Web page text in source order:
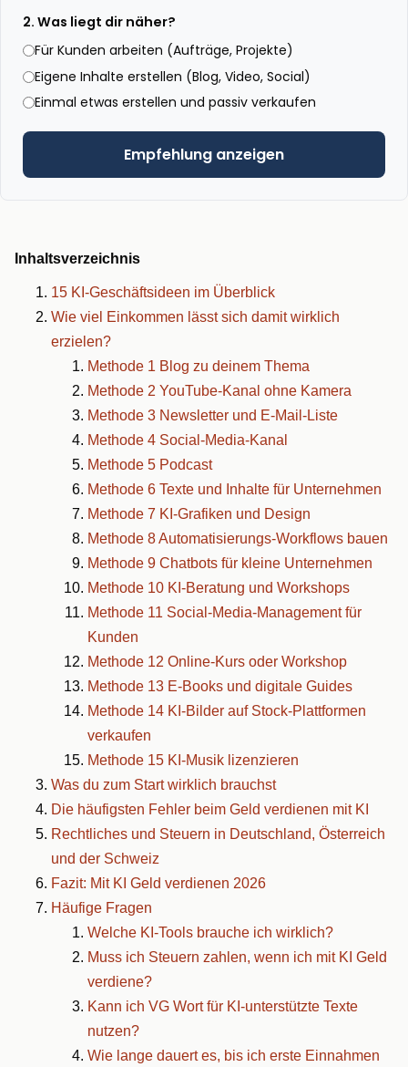
2. Was liegt dir näher?
Für Kunden arbeiten (Aufträge, Projekte)
Eigene Inhalte erstellen (Blog, Video, Social)
Einmal etwas erstellen und passiv verkaufen
Empfehlung anzeigen
Inhaltsverzeichnis
15 KI-Geschäftsideen im Überblick
Wie viel Einkommen lässt sich damit wirklich
erzielen?
Methode 1 Blog zu deinem Thema
Methode 2 YouTube-Kanal ohne Kamera
Methode 3 Newsletter und E-Mail-Liste
Methode 4 Social-Media-Kanal
Methode 5 Podcast
Methode 6 Texte und Inhalte für Unternehmen
Methode 7 KI-Grafiken und Design
Methode 8 Automatisierungs-Workflows bauen
Methode 9 Chatbots für kleine Unternehmen
Methode 10 KI-Beratung und Workshops
Methode 11 Social-Media-Management für
Kunden
Methode 12 Online-Kurs oder Workshop
Methode 13 E-Books und digitale Guides
Methode 14 KI-Bilder auf Stock-Plattformen
verkaufen
Methode 15 KI-Musik lizenzieren
Was du zum Start wirklich brauchst
Die häufigsten Fehler beim Geld verdienen mit KI
Rechtliches und Steuern in Deutschland, Österreich
und der Schweiz
Fazit: Mit KI Geld verdienen 2026
Häufige Fragen
Welche KI-Tools brauche ich wirklich?
Muss ich Steuern zahlen, wenn ich mit KI Geld
verdiene?
Kann ich VG Wort für KI-unterstützte Texte
nutzen?
Wie lange dauert es, bis ich erste Einnahmen